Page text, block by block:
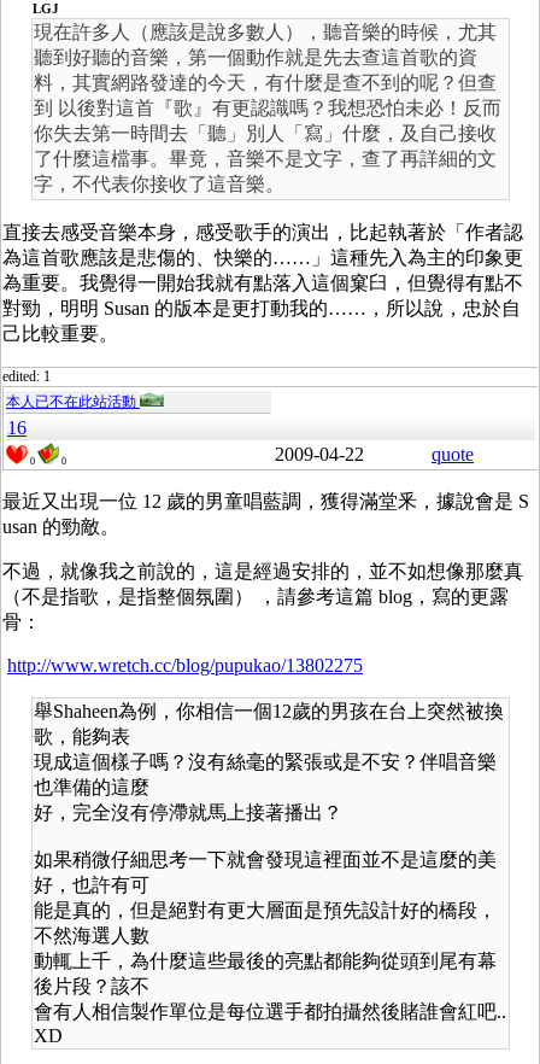
LGJ
現在許多人（應該是說多數人），聽音樂的時候，尤其
聽到好聽的音樂，第一個動作就是先去查這首歌的資
料，其實網路發達的今天，有什麼是查不到的呢？但查
到 以後對這首『歌』有更認識嗎？我想恐怕未必！反而
你失去第一時間去「聽」別人「寫」什麼，及自己接收
了什麼這檔事。畢竟，音樂不是文字，查了再詳細的文
字，不代表你接收了這音樂。
直接去感受音樂本身，感受歌手的演出，比起執著於「作者認
為這首歌應該是悲傷的、快樂的……」這種先入為主的印象更
為重要。我覺得一開始我就有點落入這個窠臼，但覺得有點不
對勁，明明 Susan 的版本是更打動我的……，所以說，忠於自
己比較重要。
edited: 1
本人已不在此站活動
16
0 0 2009-04-22 quote
最近又出現一位 12 歲的男童唱藍調，獲得滿堂釆，據說會是 S
usan 的勁敵。
不過，就像我之前說的，這是經過安排的，並不如想像那麼真
（不是指歌，是指整個氛圍） ，請參考這篇 blog，寫的更露
骨：
http://www.wretch.cc/blog/pupukao/13802275
舉Shaheen為例，你相信一個12歲的男孩在台上突然被換
歌，能夠表
現成這個樣子嗎？沒有絲毫的緊張或是不安？伴唱音樂
也準備的這麼
好，完全沒有停滯就馬上接著播出？
如果稍微仔細思考一下就會發現這裡面並不是這麼的美
好，也許有可
能是真的，但是絕對有更大層面是預先設計好的橋段，
不然海選人數
動輒上千，為什麼這些最後的亮點都能夠從頭到尾有幕
後片段？該不
會有人相信製作單位是每位選手都拍攝然後賭誰會紅吧..
XD